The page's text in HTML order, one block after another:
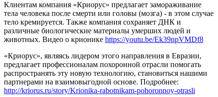
Клиентам компания «Криорус» предлагает замораживание
тела человека после смерти или головы (мозга) - в этом случае
тело кремируется. Также компания сохраняет ДНК и
различные биологические материалы умерших людей и
животных. Видео о крионике https://youtu.be/Ek39npVMDf8
«Криорус», являясь лидером этого направления в Евразии,
предлагает профессионалам похоронной отрасли помогать
распространять эту новую технологию, становиться нашими
партнерами на взаимовыгодной основе. Подробнее:
http://kriorus.ru/story/Krionika-rabotnikam-pohoronnoy-otrasli